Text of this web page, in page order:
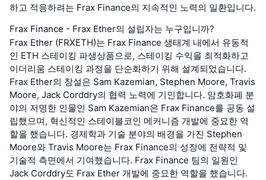
하고 적응하려는 Frax Finance의 지속적인 노력의 일환입니다.
Frax Finance - Frax Ether의 설립자는 누구입니까?
Frax Ether (FRXETH)는 Frax Finance 생태계 내에서 유동적
인 ETH 스테이킹 파생상품으로, 스테이킹 수익을 최적화하고
이더리움 스테이킹 과정을 단순화하기 위해 설계되었습니다.
Frax Ether의 창설은 Sam Kazemian, Stephen Moore, Travis
Moore, Jack Corddry의 협력 노력에 기인합니다. 암호화폐 분
야의 저명한 인물인 Sam Kazemian은 Frax Finance를 공동 설
립했으며, 혁신적인 스테이블코인 메커니즘 개발에 중요한 역
할을 했습니다. 경제학과 기술 분야의 배경을 가진 Stephen
Moore와 Travis Moore는 Frax Finance의 성장에 전략적 및
기술적 측면에서 기여했습니다. Frax Finance 팀의 일원인
Jack Corddry도 Frax Ether 개발에 중요한 역할을 했습니다.